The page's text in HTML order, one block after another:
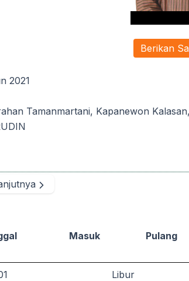
Berikan
2021
Tamanmartani, Kapanewon
Masuk Pulang
Libur